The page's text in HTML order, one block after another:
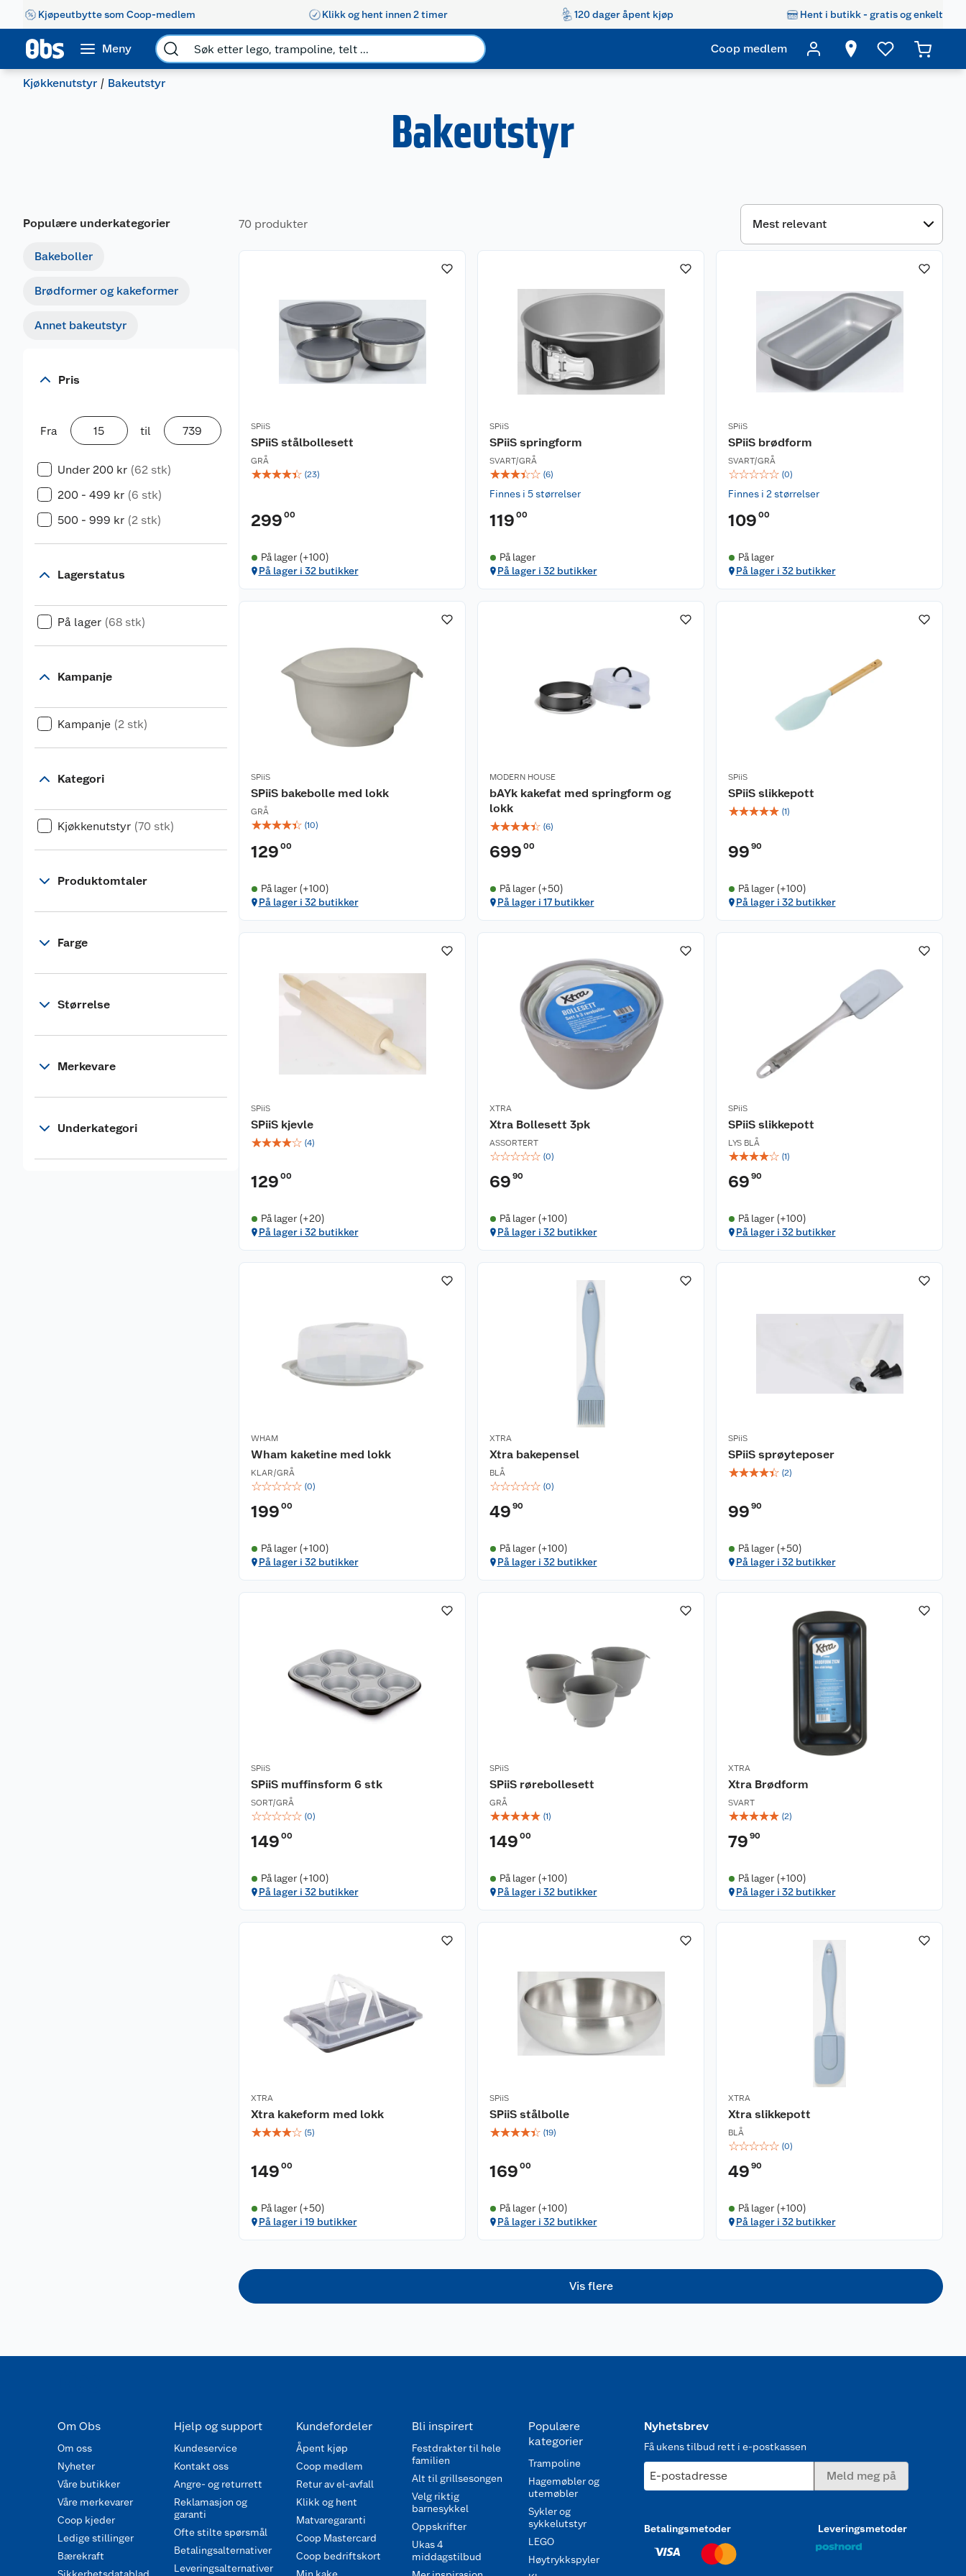
Kjøpeutbytte som Coop-medlem Klikk og hent innen 2 timer 120 dager åpent kjøp Hent i butikk - gratis og enkelt
Meny Coop medlem
Kjøkkenutstyr Bakeutstyr
Bakeutstyr
Populære underkategorier
Bakeboller
Brødformer og kakeformer
Annet bakeutstyr
Pris
Fra til
Under 200 kr (62 stk)
200 - 499 kr (6 stk)
500 - 999 kr (2 stk)
Lagerstatus
På lager (68 stk)
Kampanje
Kampanje (2 stk)
Kategori
Kjøkkenutstyr (70 stk)
Produktomtaler
Farge
Størrelse
Merkevare
Underkategori
70 produkter
SPiiS
SPiiS stålbollesett
GRÅ
☆☆☆☆☆ (23)
299 00
På lager (+100)
På lager i 32 butikker
SPiiS
SPiiS springform
SVART/GRÅ
☆☆☆☆☆ (6)
Finnes i 5 størrelser
119 00
På lager
På lager i 32 butikker
SPiiS
SPiiS brødform
SVART/GRÅ
☆☆☆☆☆ (0)
Finnes i 2 størrelser
109 00
På lager
På lager i 32 butikker
SPiiS
SPiiS bakebolle med lokk
GRÅ
☆☆☆☆☆ (10)
129 00
På lager (+100)
På lager i 32 butikker
MODERN HOUSE
bAYk kakefat med springform og
lokk
☆☆☆☆☆ (6)
699 00
På lager (+50)
På lager i 17 butikker
SPiiS
SPiiS slikkepott
☆☆☆☆☆ (1)
99 90
På lager (+100)
På lager i 32 butikker
SPiiS
SPiiS kjevle
☆☆☆☆☆ (4)
129 00
På lager (+20)
På lager i 32 butikker
XTRA
Xtra Bollesett 3pk
ASSORTERT
☆☆☆☆☆ (0)
69 90
På lager (+100)
På lager i 32 butikker
SPiiS
SPiiS slikkepott
LYS BLÅ
☆☆☆☆☆ (1)
69 90
På lager (+100)
På lager i 32 butikker
WHAM
Wham kaketine med lokk
KLAR/GRÅ
☆☆☆☆☆ (0)
199 00
På lager (+100)
På lager i 32 butikker
XTRA
Xtra bakepensel
BLÅ
☆☆☆☆☆ (0)
49 90
På lager (+100)
På lager i 32 butikker
SPiiS
SPiiS sprøyteposer
☆☆☆☆☆ (2)
99 90
På lager (+50)
På lager i 32 butikker
SPiiS
SPiiS muffinsform 6 stk
SORT/GRÅ
☆☆☆☆☆ (0)
149 00
På lager (+100)
På lager i 32 butikker
SPiiS
SPiiS rørebollesett
GRÅ
☆☆☆☆☆ (1)
149 00
På lager (+100)
På lager i 32 butikker
XTRA
Xtra Brødform
SVART
☆☆☆☆☆ (2)
79 90
På lager (+100)
På lager i 32 butikker
XTRA
Xtra kakeform med lokk
☆☆☆☆☆ (5)
149 00
På lager (+50)
På lager i 19 butikker
SPiiS
SPiiS stålbolle
☆☆☆☆☆ (19)
169 00
På lager (+100)
På lager i 32 butikker
XTRA
Xtra slikkepott
BLÅ
☆☆☆☆☆ (0)
49 90
På lager (+100)
På lager i 32 butikker
Vis flere
Om Obs
Om oss
Nyheter
Våre butikker
Våre merkevarer
Coop kjeder
Ledige stillinger
Bærekraft
Hjelp og support
Kundeservice
Kontakt oss
Angre- og returrett
Reklamasjon og
garanti
Ofte stilte spørsmål
Betalingsalternativer
Leveringsalternativer
Kundefordeler
Åpent kjøp
Coop medlem
Retur av el-avfall
Klikk og hent
Matvaregaranti
Coop Mastercard
Coop bedriftskort
Bli inspirert
Festdrakter til hele
familien
Alt til grillsesongen
Velg riktig
barnesykkel
Oppskrifter
Ukas 4
middagstilbud
Populære
kategorier
Trampoline
Hagemøbler og
utemøbler
Sykler og
sykkelutstyr
LEGO
Høytrykkspyler
Nyhetsbrev
Få ukens tilbud rett i e-postkassen
E-postadresse Meld meg på
Betalingsmetoder Leveringsmetoder